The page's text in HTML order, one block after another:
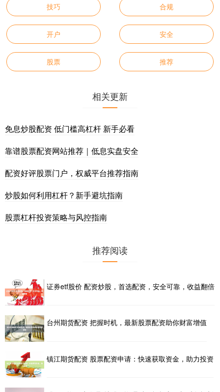
技巧 合规
开户 安全
股票 推荐
相关更新
免息炒股配资 低门槛高杠杆 新手必看
靠谱股票配资网站推荐｜低息实盘安全
配资好评股票门户，权威平台推荐指南
炒股如何利用杠杆？新手避坑指南
股票杠杆投资策略与风控指南
推荐阅读
证券etf股价 配资炒股，首选配资，安全可靠，收益翻倍
台州期货配资 把握时机，最新股票配资助你财富增值
镇江期货配资 股票配资申请：快速获取资金，助力投资